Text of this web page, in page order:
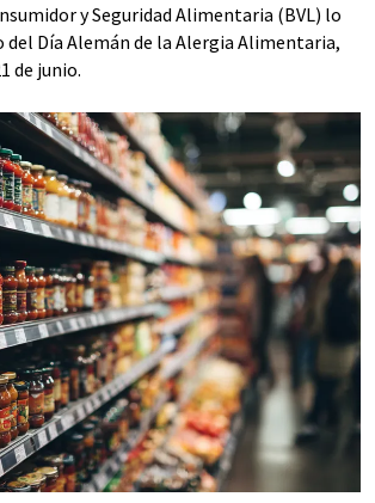
y Seguridad Alimentaria (BVL) lo
Día Alemán de la Alergia Alimentaria,
de junio.